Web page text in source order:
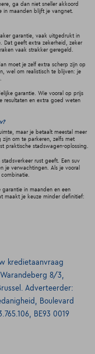
ga dan niet sneller akkoord
in maanden blijft je vangnet.
garantie, vaak uitgedrukt in
Dat geeft extra zekerheid, zeker
vaak strakker geregeld.
moet je zelf extra scherp zijn op
wel om realistisch te blijven: je
garantie. Wie vooral op prijs
resultaten en extra goed weten
maar je betaalt meestal meer
om te parkeren, zelfs met
praktische stadswagen-oplossing.
rust geeft. Een suv
je verwachtingen. Als je vooral
in maanden en een
maakt je keuze minder definitief:
kredietaanvraag
8/3,
Adverteerder:
Boulevard
BE93 0019